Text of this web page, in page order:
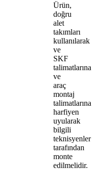
Ürün,
doğru
alet
takımları
kullanılarak
ve
SKF
talimatlarına
ve
araç
montaj
talimatlarına
harfiyen
uyularak
bilgili
teknisyenler
tarafından
monte
edilmelidir.